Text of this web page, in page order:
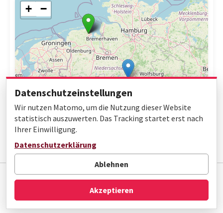
+ −
Impressum Datenschutz
Barrierefreiheit
© Gottfried Wilhelm Leibniz Bibliothek
Datenschutzeinstellungen
Wir nutzen Matomo, um die Nutzung dieser Website
statistisch auszuwerten. Das Tracking startet erst nach
Ihrer Einwilligung.
Datenschutzerklärung
Ablehnen
Akzeptieren